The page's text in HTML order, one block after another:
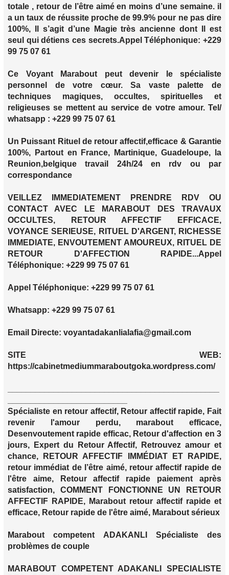
totale , retour de l’être aimé en moins d’une semaine. il
a un taux de réussite proche de 99.9% pour ne pas dire
100%, Il s’agit d’une Magie très ancienne dont Il est
seul qui détiens ces secrets.Appel Téléphonique: +229
99 75 07 61
Ce Voyant Marabout peut devenir le spécialiste
personnel de votre cœur. Sa vaste palette de
techniques magiques, occultes, spirituelles et
religieuses se mettent au service de votre amour. Tel/
whatsapp : +229 99 75 07 61
Un Puissant Rituel de retour affectif,efficace & Garantie
100%, Partout en France, Martinique, Guadeloupe, la
Reunion,belgique travail 24h/24 en rdv ou par
correspondance
VEILLEZ IMMEDIATEMENT PRENDRE RDV OU
CONTACT AVEC LE MARABOUT DES TRAVAUX
OCCULTES, RETOUR AFFECTIF EFFICACE,
VOYANCE SERIEUSE, RITUEL D'ARGENT, RICHESSE
IMMEDIATE, ENVOUTEMENT AMOUREUX, RITUEL DE
RETOUR D'AFFECTION RAPIDE...Appel
Téléphonique: +229 99 75 07 61
Appel Téléphonique: +229 99 75 07 61
Whatsapp: +229 99 75 07 61
Email Directe: voyantadakanlialafia@gmail.com
SITE WEB:
https://cabinetmediummaraboutgoka.wordpress.com/
Spécialiste en retour affectif, Retour affectif rapide, Fait
revenir l'amour perdu, marabout efficace,
Desenvoutement rapide efficac, Retour d'affection en 3
jours, Expert du Retour Affectif, Retrouvez amour et
chance, RETOUR AFFECTIF IMMÉDIAT ET RAPIDE,
retour immédiat de l’être aimé, retour affectif rapide de
l'être aime, Retour affectif rapide paiement après
satisfaction, COMMENT FONCTIONNE UN RETOUR
AFFECTIF RAPIDE, Marabout retour affectif rapide et
efficace, Retour rapide de l'être aimé, Marabout sérieux
Marabout competent ADAKANLI Spécialiste des
problèmes de couple
MARABOUT COMPETENT ADAKANLI SPECIALISTE